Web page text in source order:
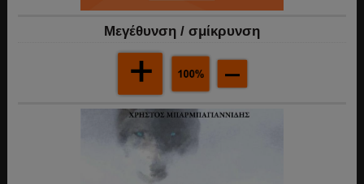
Mεγέθυνση / σμίκρυνση